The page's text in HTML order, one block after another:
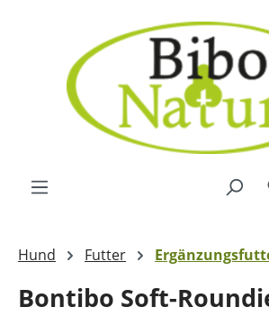
Zum Hauptinhalt springen
Hund Futter
Bontibo Soft-